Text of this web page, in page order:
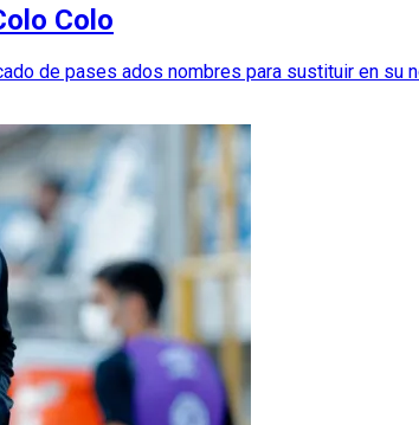
Colo
de pases ados nombres para sustituir en